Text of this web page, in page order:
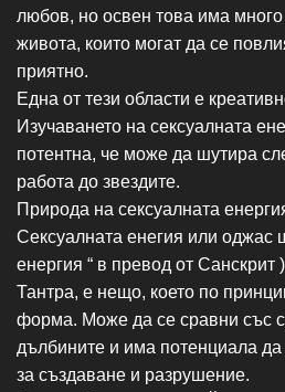
любов, но освен това има много
живота, които могат да се
приятно.
Една от тези области е
Изучаването на сексуалната
потентна, че може да шутира
работа до звездите.
Природа на сексуалната
Сексуалната енегия или оджас
енергия “ в превод от Санскрит
Тантра, e нещо, което по
форма. Може да се сравни със
дълбините и има потенциала
за създаване и разрушение.